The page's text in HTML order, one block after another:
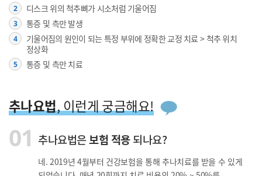
2 디스크 위의 척추뼈가 시소처럼 기울어짐
3 통증 및 측만 발생
4
기울어짐의 원인이 되는 특정 부위에 정확한 교정 치료 > 척추 위치
정상화
5 통증 및 측만 치료
추나요법, 이런게 궁금해요!
01 추나요법은보험 적용되나요?
네. 2019년 4월부터 건강보험을 통해 추나치료를 받을 수 있게